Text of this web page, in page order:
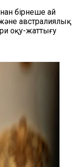
бірнеше ай
австралиялық
оқу-жаттығу